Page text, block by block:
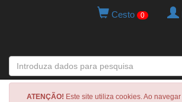
Cesto 0
ATENÇÃO! Este site utiliza cookies. Ao